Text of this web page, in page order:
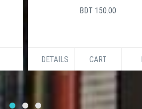
BDT 150.00
DETAILS CART